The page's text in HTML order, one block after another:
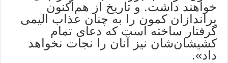
خواهند داشت. و تاریخ از هم‌اکنون
براندازان کمون را به چنان عذاب الیمی
گرفتار ساخته است که دعای تمام
کشیشان‌شان نیز آنان را نجات نخواهد
داد».